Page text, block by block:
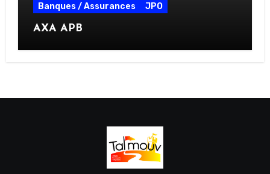
Banques / Assurances JPO
AXA APB